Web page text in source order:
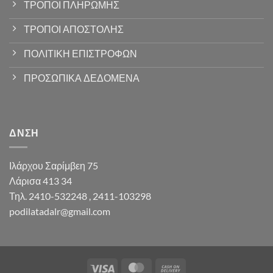
ΤΡΟΠΟΙ ΠΛΗΡΩΜΗΣ
ΤΡΟΠΟΙ ΑΠΟΣΤΟΛΗΣ
ΠΟΛΙΤΙΚΗ ΕΠΙΣΤΡΟΦΩΝ
ΠΡΟΣΩΠΙΚΑ ΔΕΔΟΜΕΝΑ
ΔΝΣΗ
Ιλάρχου Σαρίμβεη 75
Λάρισα 413 34
Τηλ. 2410-532248 , 2411-103298
podilatadalr@gmail.com
Visa MasterCard